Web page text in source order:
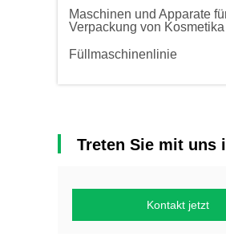
Maschinen und Apparate
Verpackung von Kosmetika
Füllmaschinenlinie
Treten Sie mit uns in
Kontakt jetzt